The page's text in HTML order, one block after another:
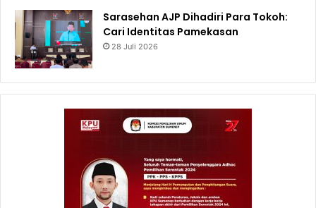
Sarasehan AJP Dihadiri Para Tokoh:
Cari Identitas Pamekasan
28 Juli 2026